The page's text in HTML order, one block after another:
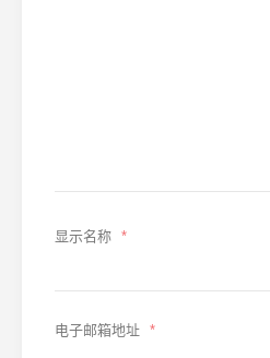
显示名称 *
电子邮箱地址 *